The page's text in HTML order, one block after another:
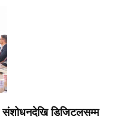
संशोधनदेखि डिजिटलसम्म